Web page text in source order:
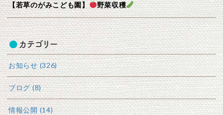
【若草のがみこども園】 野菜収穫
カテゴリー
お知らせ (326)
ブログ (8)
情報公開 (14)